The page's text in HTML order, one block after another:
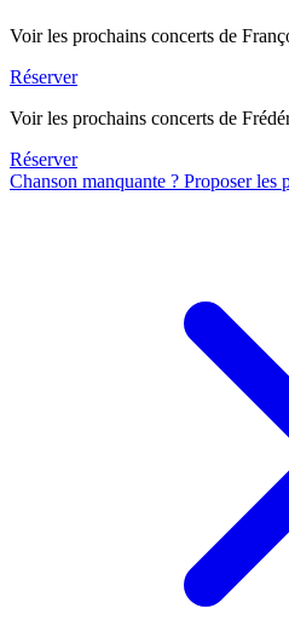
Voir les prochains concerts de
Réserver
Voir les prochains concerts de
Réserver
Chanson manquante ? Proposer les